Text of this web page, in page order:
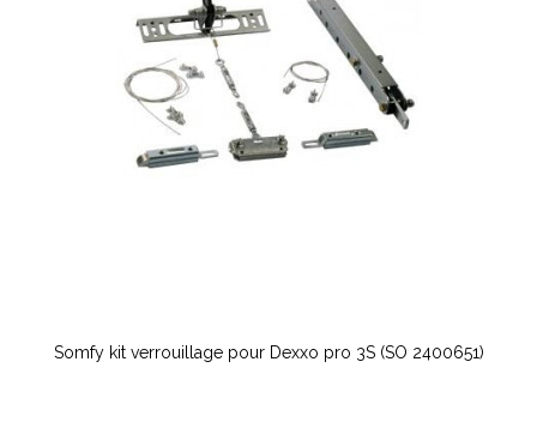
Somfy kit verrouillage pour Dexxo pro 3S (SO 2400651)